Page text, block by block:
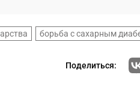
борьба с сахарным
Поделиться: